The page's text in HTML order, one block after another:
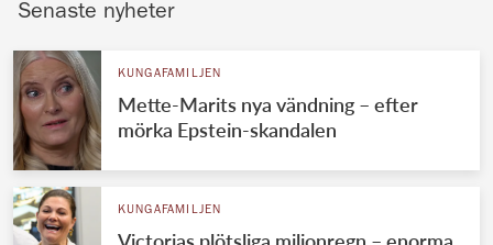
Senaste nyheter
KUNGAFAMILJEN
Mette-Marits nya vändning – efter
mörka Epstein-skandalen
KUNGAFAMILJEN
Victorias plötsliga miljonregn – enorma